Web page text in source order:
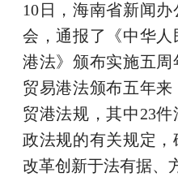
10日，海南省新闻
会，通报了《中华
港法》颁布实施五
贸易港法颁布五年来
贸港法规，其中23
政法规的有关规定
改革创新于法有据、